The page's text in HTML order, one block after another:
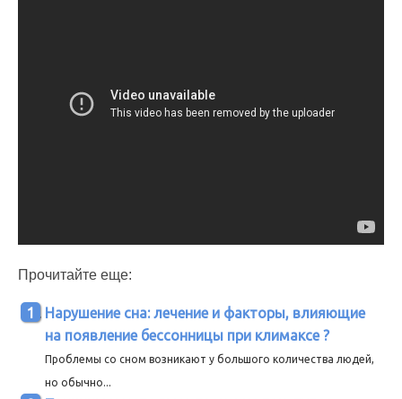
Прочитайте еще:
Нарушение сна: лечение и факторы, влияющие
на появление бессонницы при климаксе ?
Проблемы со сном возникают у большого количества людей,
но обычно...